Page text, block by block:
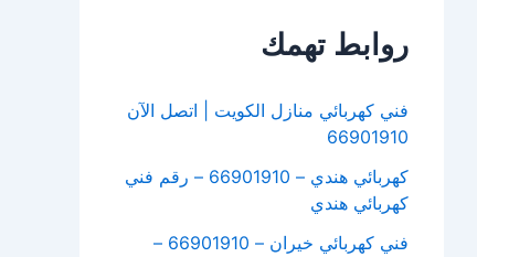
روابط تهمك
فني كهربائي منازل الكويت | اتصل الآن
66901910
كهربائي هندي – 66901910 – رقم فني
كهربائي هندي
فني كهربائي خيران – 66901910 –